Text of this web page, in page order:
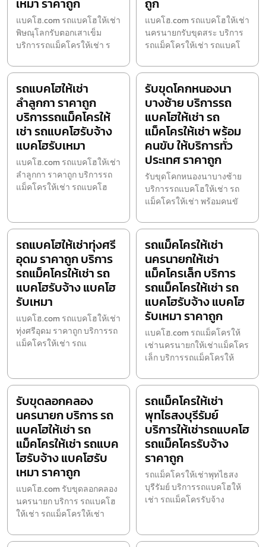
แบคโฮ.com รถแบคโฮให้เช่า
พิษณุโลกรับตอกเสาเข็ม
บริการรถแม็คโครให้เช่า ร
แบคโฮ.com รถแบคโฮให้เช่า
นครนายกรับขุดสระ บริการ
รถแม็คโครให้เช่า รถแบคโ
รถแบคโฮให้เช่า
ลำลูกกา ราคาถูก
บริการรถแม็คโครให้
เช่า รถแบคโฮรับจ้าง
แบคโฮรับเหมา
แบคโฮ.com รถแบคโฮให้เช่า
ลำลูกกา ราคาถูก บริการรถ
แม็คโครให้เช่า รถแบคโฮ
รับขุดโคกหนองนา
บางซ้าย บริการรถ
แบคโฮให้เช่า รถ
แม็คโครให้เช่า พร้อม
คนขับ ให้บริการทั่ว
ประเทศ ราคาถูก
รับขุดโคกหนองนาบางซ้าย
บริการรถแบคโฮให้เช่า รถ
แม็คโครให้เช่า พร้อมคนขั
รถแบคโฮให้เช่าทุ่งศรี
อุดม ราคาถูก บริการ
รถแม็คโครให้เช่า รถ
แบคโฮรับจ้าง แบคโฮ
รับเหมา
แบคโฮ.com รถแบคโฮให้เช่า
ทุ่งศรีอุดม ราคาถูก บริการรถ
แม็คโครให้เช่า รถแ
รถแม็คโครให้เช่า
นครนายกให้เช่า
แม็คโครเล็ก บริการ
รถแม็คโครให้เช่า รถ
แบคโฮรับจ้าง แบคโฮ
รับเหมา ราคาถูก
แบคโฮ.com รถแม็คโครให้
เช่านครนายกให้เช่าแม็คโคร
เล็ก บริการรถแม็คโครให้
รับขุดลอกคลอง
นครนายก บริการ รถ
แบคโฮให้เช่า รถ
แม็คโครให้เช่า รถแบค
โฮรับจ้าง แบคโฮรับ
เหมา ราคาถูก
แบคโฮ.com รับขุดลอกคลอง
นครนายก บริการ รถแบคโฮ
ให้เช่า รถแม็คโครให้เช่า
รถแม็คโครให้เช่า
พุทไธสงบุรีรัมย์
บริการให้เช่ารถแบคโฮ
รถแม็คโครรับจ้าง
ราคาถูก
รถแม็คโครให้เช่าพุทไธสง
บุรีรัมย์ บริการรถแบคโฮให้
เช่า รถแม็คโครรับจ้าง